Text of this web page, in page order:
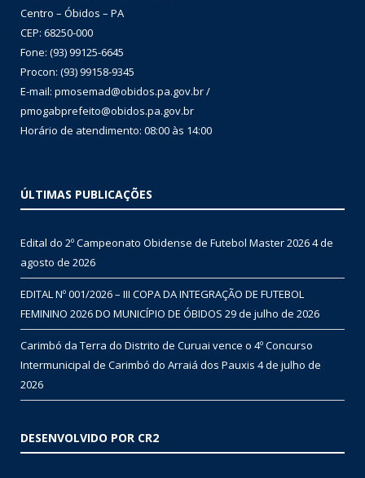
Centro – Óbidos – PA
CEP: 68250-000
Fone: (93) 99125-6645
Procon: (93) 99158-9345
E-mail: pmosemad@obidos.pa.gov.br /
pmogabprefeito@obidos.pa.gov.br
Horário de atendimento: 08:00 às 14:00
ÚLTIMAS PUBLICAÇÕES
Edital do 2º Campeonato Obidense de Futebol Master 20264 de
agosto de 2026
EDITAL Nº 001/2026 – III COPA DA INTEGRAÇÃO DE FUTEBOL
FEMININO 2026 DO MUNICÍPIO DE ÓBIDOS 29 de julho de 2026
Carimbó da Terra do Distrito de Curuai vence o 4º Concurso
Intermunicipal de Carimbó do Arraiá dos Pauxis 4 de julho de
2026
DESENVOLVIDO POR CR2